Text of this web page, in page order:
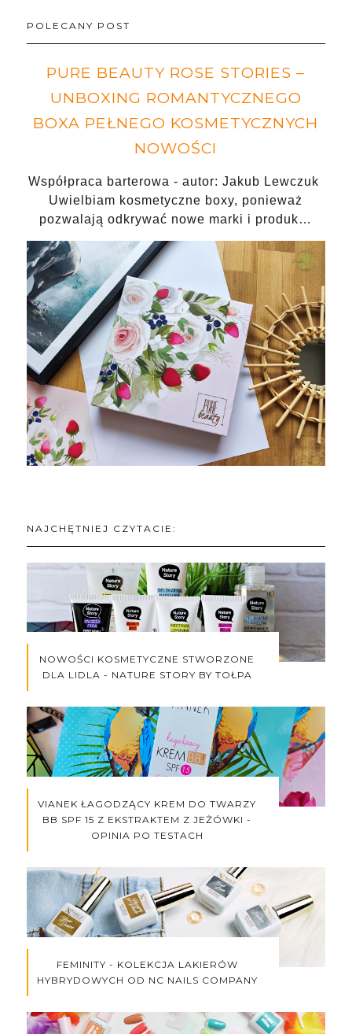
POLECANY POST
PURE BEAUTY ROSE STORIES –
UNBOXING ROMANTYCZNEGO
BOXA PEŁNEGO KOSMETYCZNYCH
NOWOŚCI
Współpraca barterowa - autor: Jakub Lewczuk
Uwielbiam kosmetyczne boxy, ponieważ
pozwalają odkrywać nowe marki i produk…
NAJCHĘTNIEJ CZYTACIE:
NOWOŚCI KOSMETYCZNE STWORZONE
DLA LIDLA - NATURE STORY BY TOŁPA
VIANEK ŁAGODZĄCY KREM DO TWARZY
BB SPF 15 Z EKSTRAKTEM Z JEŻÓWKI -
OPINIA PO TESTACH
FEMINITY - KOLEKCJA LAKIERÓW
HYBRYDOWYCH OD NC NAILS COMPANY